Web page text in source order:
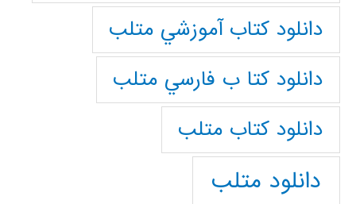
دانلود كتاب آموزشي متلب
دانلود كتا ب فارسي متلب
دانلود كتاب متلب
دانلود متلب